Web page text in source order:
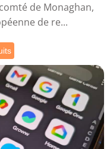
de Monaghan,
de re...